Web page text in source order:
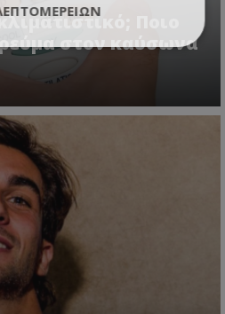
Ποιο
ρεύμα στον καύσωνα